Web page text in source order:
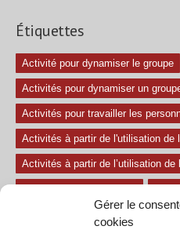
Gérer le
cookies
Étiquettes
Activité pour dynamiser le groupe
Activités pour dynamiser un
Activités pour travailler les
Activités à partir de l'utilisation de
Activités à partir de l’utilisation de